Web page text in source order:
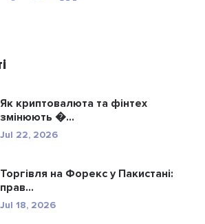
Як криптовалюта та фінтех
змінюють �...
Jul 22, 2026
Торгівля на Форекс у Пакистані:
прав...
Jul 18, 2026